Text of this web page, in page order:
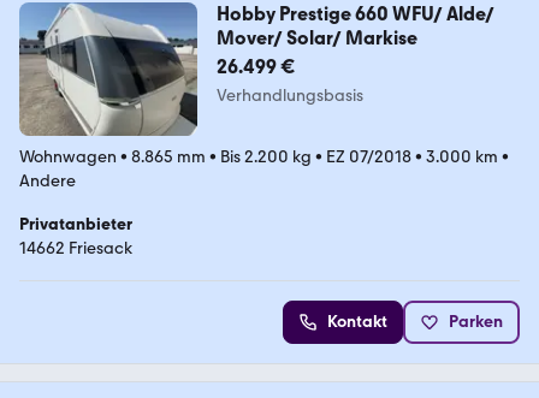
Hobby Prestige 660 WFU/ Alde/
Mover/ Solar/ Markise
26.499 €
Verhandlungsbasis
Wohnwagen • 8.865 mm • Bis 2.200 kg • EZ 07/2018• 3.000 km •
Andere
Privatanbieter
14662 Friesack
Kontakt Parken